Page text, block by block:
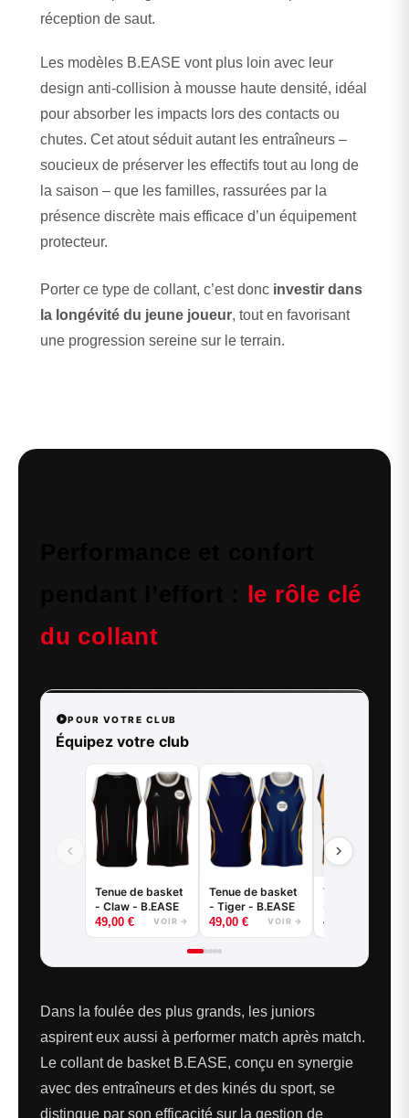
réception de saut.
Les modèles B.EASE vont plus loin avec leur
design anti-collision à mousse haute densité, idéal
pour absorber les impacts lors des contacts ou
chutes. Cet atout séduit autant les entraîneurs –
soucieux de préserver les effectifs tout au long de
la saison – que les familles, rassurées par la
présence discrète mais efficace d’un équipement
protecteur.
Porter ce type de collant, c’est donc investir dans
la longévité du jeune joueur, tout en favorisant
une progression sereine sur le terrain.
le rôle clé
du collant
POUR VOTRE CLUB
Équipez votre club
Tenue de basket
- Claw - B.EASE
49,00 € VOIR →
Tenue de basket
- Tiger - B.EASE
49,00 € VOIR →
Tenue de
- Griffe -
49,00
Dans la foulée des plus grands, les juniors
aspirent eux aussi à performer match après match.
Le collant de basket B.EASE, conçu en synergie
avec des entraîneurs et des kinés du sport, se
distingue par son efficacité sur la gestion de